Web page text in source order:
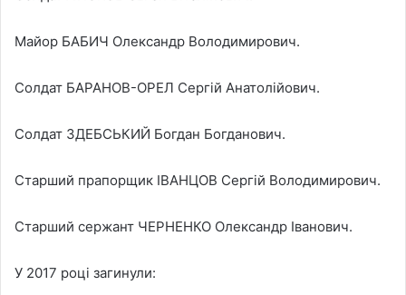
Майор БАБИЧ Олександр Володимирович.
Солдат БАРАНОВ-ОРЕЛ Сергій Анатолійович.
Солдат ЗДЕБСЬКИЙ Богдан Богданович.
Старший прапорщик ІВАНЦОВ Сергій Володимирович.
Старший сержант ЧЕРНЕНКО Олександр Іванович.
У 2017 році загинули: